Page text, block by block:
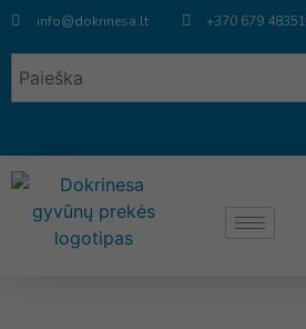
info@dokrinesa.lt +370 679 48351